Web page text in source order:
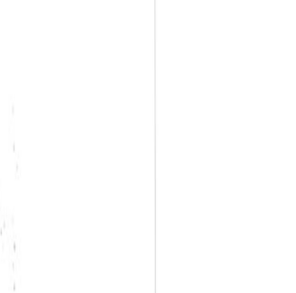
deuren heeft u vanuit de
en is voorzien van een RVS
van een kastenwand. De
voor de wasapparatuur.